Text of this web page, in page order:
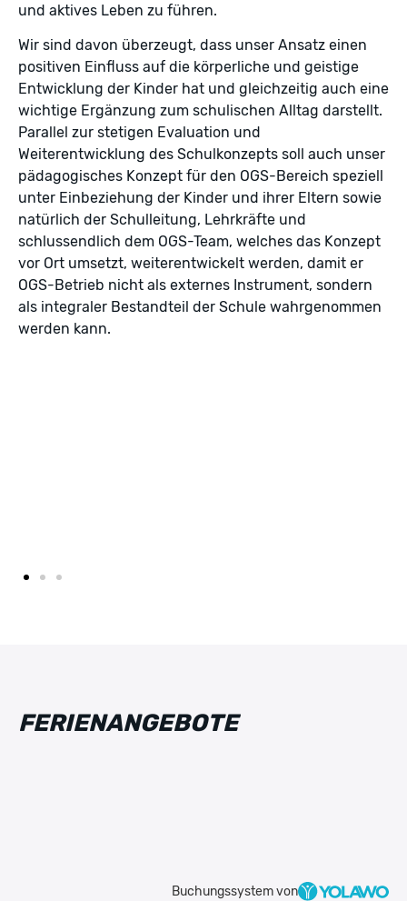
und aktives Leben zu führen.
Wir sind davon überzeugt, dass unser Ansatz einen
positiven Einfluss auf die körperliche und geistige
Entwicklung der Kinder hat und gleichzeitig auch eine
wichtige Ergänzung zum schulischen Alltag darstellt.
Parallel zur stetigen Evaluation und
Weiterentwicklung des Schulkonzepts soll auch unser
pädagogisches Konzept für den OGS-Bereich speziell
unter Einbeziehung der Kinder und ihrer Eltern sowie
natürlich der Schulleitung, Lehrkräfte und
schlussendlich dem OGS-Team, welches das Konzept
vor Ort umsetzt, weiterentwickelt werden, damit er
OGS-Betrieb nicht als externes Instrument, sondern
als integraler Bestandteil der Schule wahrgenommen
werden kann.
FERIENANGEBOTE
Buchungssystem von